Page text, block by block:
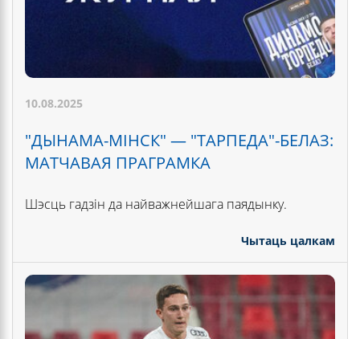
10.08.2025
"ДЫНАМА-МІНСК" — "ТАРПЕДА"-БЕЛАЗ:
МАТЧАВАЯ ПРАГРАМКА
Шэсць гадзін да найважнейшага паядынку.
Чытаць цалкам